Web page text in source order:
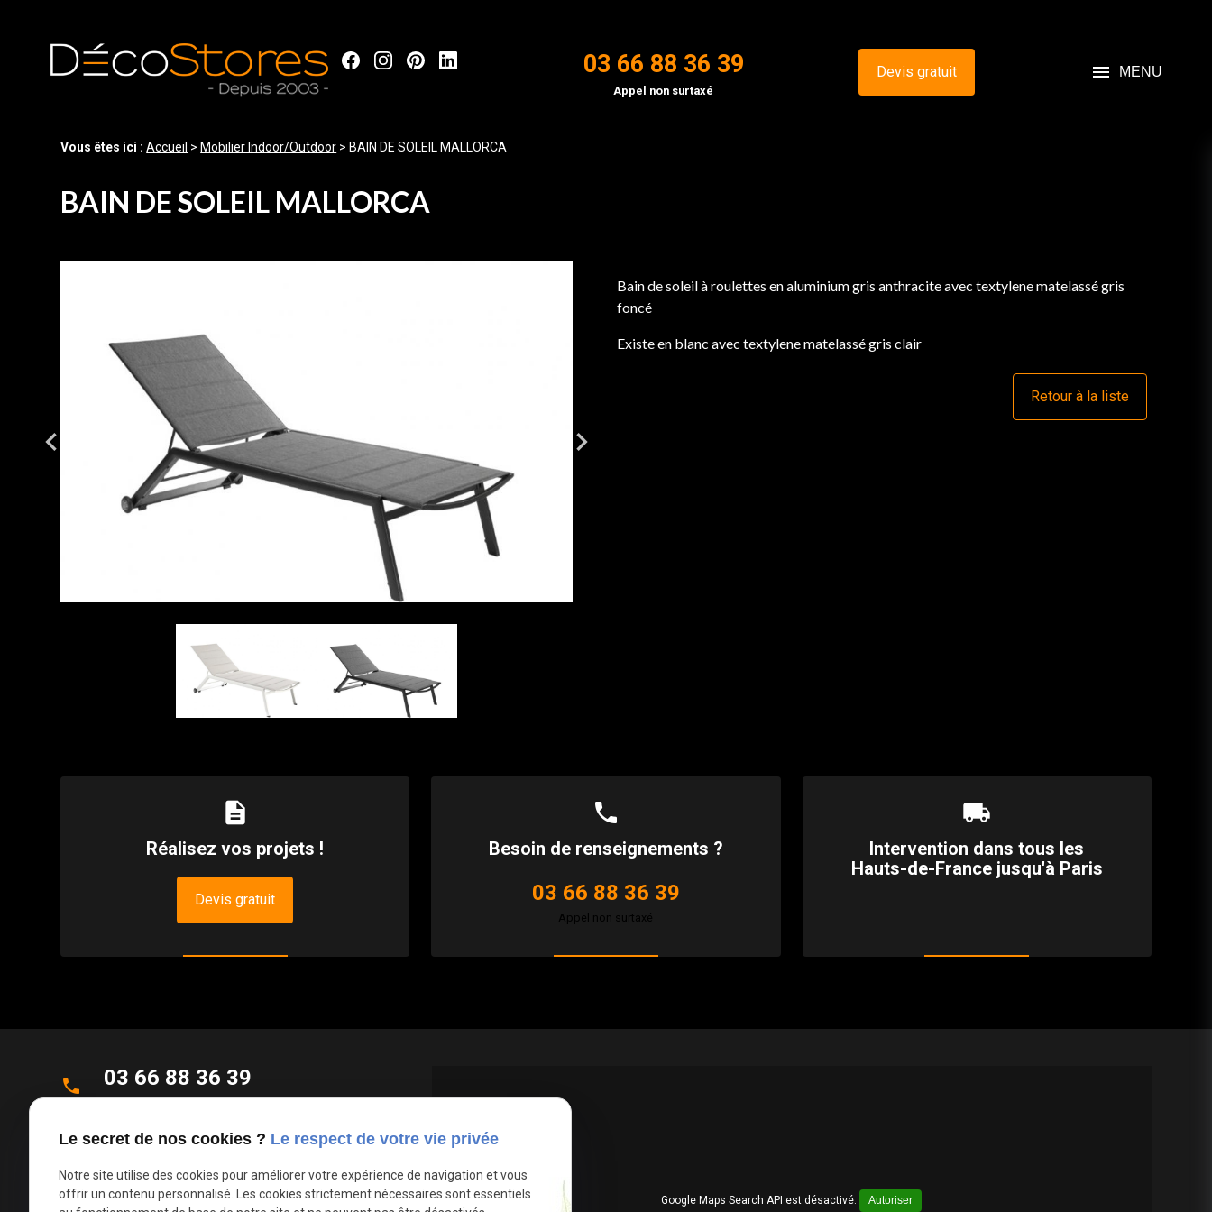
03 66 88 36 39
Appel non surtaxé
Devis gratuit menu MENU
Vous êtes ici :Accueil > Mobilier Indoor/Outdoor > BAIN DE SOLEIL MALLORCA
BAIN DE SOLEIL MALLORCA
Bain de soleil à roulettes en aluminium gris anthracite avec textylene matelassé gris
foncé
Existe en blanc avec textylene matelassé gris clair
Retour à la liste
description
Réalisez vos projets !
Devis gratuit
phone
Besoin de renseignements ?
03 66 88 36 39
Appel non surtaxé
local_shipping
Intervention dans tous les
Hauts-de-France jusqu'à Paris
phone 03 66 88 36 39
Appel non surtaxé
place
Allée des Roseaux
59270 Bailleul
Google Maps Search API est désactivé. Autoriser
Le secret de nos cookies ? Le respect de votre vie privée
Notre site utilise des cookies pour améliorer votre expérience de navigation et vous
offrir un contenu personnalisé. Les cookies strictement nécessaires sont essentiels